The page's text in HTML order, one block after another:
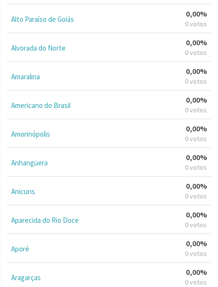
Alto Paraíso de Goiás
0,00%
0 votos
Alvorada do Norte
0,00%
0 votos
Amaralina
0,00%
0 votos
Americano do Brasil
0,00%
0 votos
Amorinópolis
0,00%
0 votos
Anhangüera
0,00%
0 votos
Anicuns
0,00%
0 votos
Aparecida do Rio Doce
0,00%
0 votos
Aporé
0,00%
0 votos
Aragarças
0,00%
0 votos